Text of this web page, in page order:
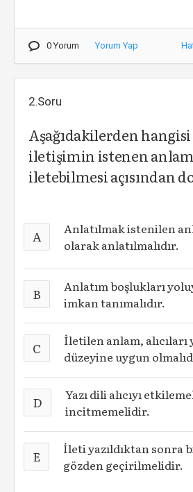
0 Yorum Yorum Yap
2.Soru
Aşağıdakilerden hangisi
iletişimin istenen
iletebilmesi açısından
A
Anlatılmak istenilen
olarak anlatılmalıdır.
B
Anlatım boşlukları
imkan tanımalıdır.
C
İletilen anlam,
düzeyine uygun
D
Yazı dili alıcıyı
incitmemelidir.
E
İleti yazıldıktan sonra
gözden geçirilmelidir.